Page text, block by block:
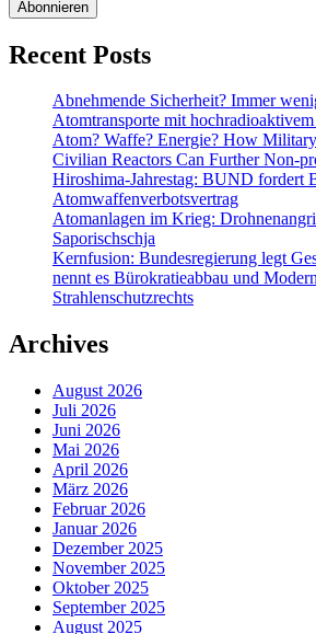
Recent Posts
Abnehmende Sicherheit? Immer
Atomtransporte mit
Atom? Waffe? Energie? How
Civilian Reactors Can Further Non-
Hiroshima-Jahrestag: BUND fordert
Atomwaffenverbotsvertrag
Atomanlagen im Krieg:
Saporischschja
Kernfusion: Bundesregierung legt
nennt es Bürokratieabbau und
Strahlenschutzrechts
Archives
August 2026
Juli 2026
Juni 2026
Mai 2026
April 2026
März 2026
Februar 2026
Januar 2026
Dezember 2025
November 2025
Oktober 2025
September 2025
August 2025